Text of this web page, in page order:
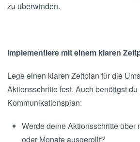
zu überwinden.
Implementiere mit einem klaren
Lege einen klaren Zeitplan für die
Aktionsschritte fest. Auch benötigst
Kommunikationsplan:
Werde deine Aktionsschritte über
oder Monate ausgerollt?